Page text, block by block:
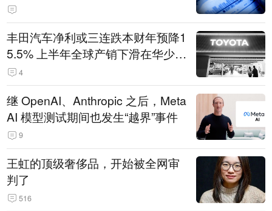
丰田汽车净利或三连跌本财年预降1
5.5% 上半年全球产销下滑在华少卖
14.3万辆
4
继 OpenAI、Anthropic 之后，Meta
AI 模型测试期间也发生“越界”事件
9
王虹的顶级奢侈品，开始被全网审
判了
516